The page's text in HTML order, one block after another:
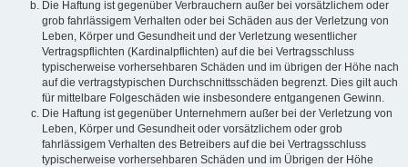
Die Haftung ist gegenüber Verbrauchern außer bei vorsätzlichem oder
grob fahrlässigem Verhalten oder bei Schäden aus der Verletzung von
Leben, Körper und Gesundheit und der Verletzung wesentlicher
Vertragspflichten (Kardinalpflichten) auf die bei Vertragsschluss
typischerweise vorhersehbaren Schäden und im übrigen der Höhe nach
auf die vertragstypischen Durchschnittsschäden begrenzt. Dies gilt auch
für mittelbare Folgeschäden wie insbesondere entgangenen Gewinn.
Die Haftung ist gegenüber Unternehmern außer bei der Verletzung von
Leben, Körper und Gesundheit oder vorsätzlichem oder grob
fahrlässigem Verhalten des Betreibers auf die bei Vertragsschluss
typischerweise vorhersehbaren Schäden und im Übrigen der Höhe